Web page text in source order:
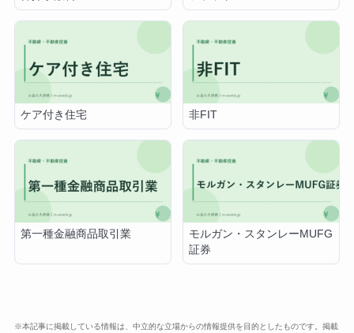
ケア付き住宅 非FIT
第一種金融商品取引業
モルガン・スタンレーMUFG
証券
※本記事に掲載している情報は、中立的な立場からの情報提供を目的としたものです。掲載